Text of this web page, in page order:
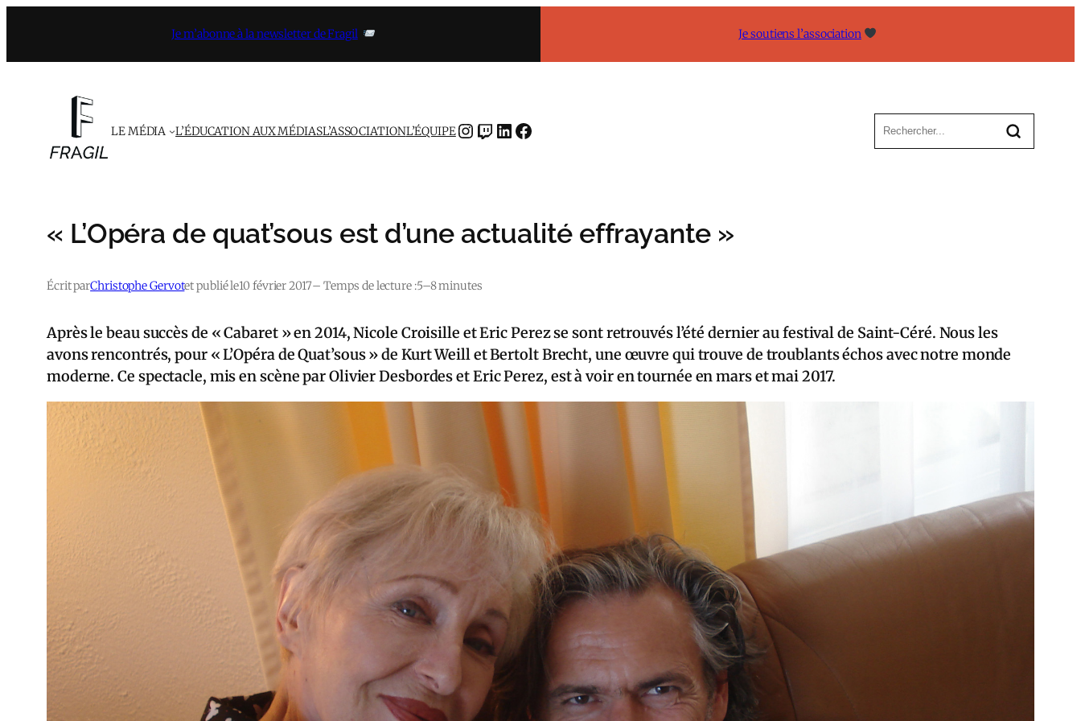
contenu
Je m’abonne à la newsletter de Fragil Je soutiens l’association
LE MÉDIA L’ÉDUCATION AUX MÉDIASL’ASSOCIATIONL’ÉQUIPEINSTAGRAMTWITCH LINKEDIN FACEBOOK
« L’Opéra de quat’sous est d’une actualité effrayante »
Écrit parChristophe Gervotet publié le10 février 2017– Temps de lecture :5–8 minutes
Après le beau succès de « Cabaret » en 2014, Nicole Croisille et Eric Perez se sont retrouvés l’été dernier au festival de Saint-Céré. Nous les
avons rencontrés, pour « L’Opéra de Quat’sous » de Kurt Weill et Bertolt Brecht, une œuvre qui trouve de troublants échos avec notre monde
moderne. Ce spectacle, mis en scène par Olivier Desbordes et Eric Perez, est à voir en tournée en mars et mai 2017.